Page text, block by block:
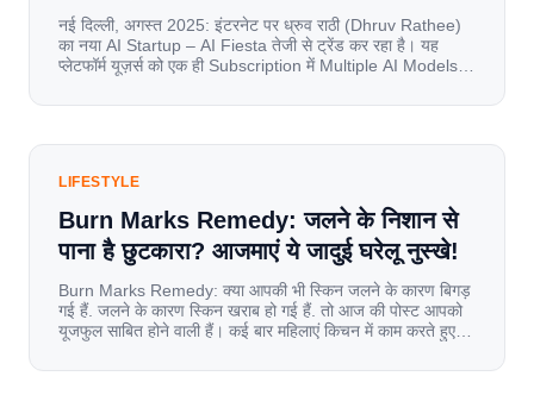
नई दिल्ली, अगस्त 2025: इंटरनेट पर ध्रुव राठी (Dhruv Rathee)
का नया AI Startup – AI Fiesta तेजी से ट्रेंड कर रहा है। यह
प्लेटफॉर्म यूज़र्स को एक ही Subscription में Multiple AI Models
यूज़र्स का जबरदस्त रिस्पॉन्स लॉन्च के तुरंत […]
LIFESTYLE
Burn Marks Remedy: जलने के निशान से
पाना है छुटकारा? आजमाएं ये जादुई घरेलू नुस्खे!
Burn Marks Remedy: क्या आपकी भी स्किन जलने के कारण बिगड़
गई हैं. जलने के कारण स्किन खराब हो गई हैं. तो आज की पोस्ट आपको
यूजफुल साबित होने वाली हैं। कई बार महिलाएं किचन में काम करते हुए
[…]